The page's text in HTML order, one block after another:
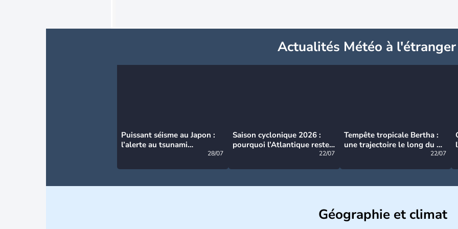
Actualités Météo à l'étranger
Puissant séisme au Japon :
l’alerte au tsunami
28/07
Saison cyclonique 2026 :
pourquoi l’Atlantique reste
22/07
Tempête tropicale Bertha :
une trajectoire le long du du
22/07
Géographie et climat